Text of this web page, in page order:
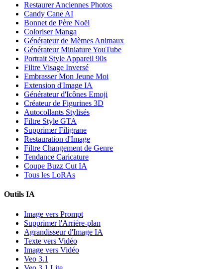
Restaurer Anciennes Photos
Candy Cane AI
Bonnet de Père Noël
Coloriser Manga
Générateur de Mèmes Animaux
Générateur Miniature YouTube
Portrait Style Appareil 90s
Filtre Visage Inversé
Embrasser Mon Jeune Moi
Extension d'Image IA
Générateur d'Icônes Emoji
Créateur de Figurines 3D
Autocollants Stylisés
Filtre Style GTA
Supprimer Filigrane
Restauration d'Image
Filtre Changement de Genre
Tendance Caricature
Coupe Buzz Cut IA
Tous les LoRAs
Outils IA
Image vers Prompt
Supprimer l'Arrière-plan
Agrandisseur d'Image IA
Texte vers Vidéo
Image vers Vidéo
Veo 3.1